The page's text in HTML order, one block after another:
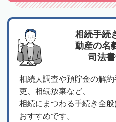
相続手続
動産の名
司法
相続人調査や預貯金の解
更、相続放棄など、
相続にまつわる手続き全
おすすめです。